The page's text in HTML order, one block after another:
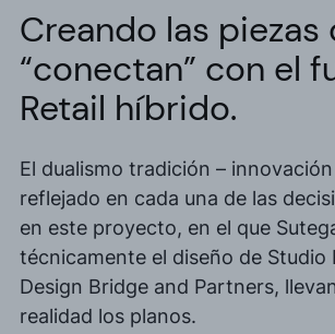
Creando las piezas
“conectan” con el
Retail híbrido.
El dualismo tradición –
reflejado en cada una de las
en este proyecto, en el que
técnicamente el diseño de Studio
Design Bridge and Partners,
realidad los planos.